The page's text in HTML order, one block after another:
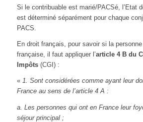
Si le contribuable est marié/PACSé, l’Etat
est déterminé séparément pour chaque
PACS.
En droit français, pour savoir si la
française, il faut appliquer l’article 4 B du
Impôts(CGI) :
« 1. Sont considérées comme ayant leur
France au sens de l’article 4 A :
a. Les personnes qui ont en France leur
séjour principal ;